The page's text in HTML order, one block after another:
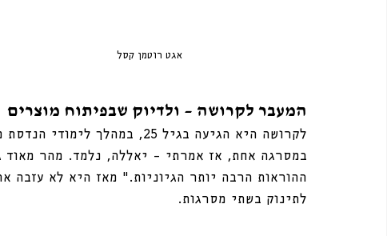
אגט רוטמן קסל
המעבר לקרושה – ולדיוק שבפיתוח מוצרים
לקרושה היא הגיעה בגיל 25,
במסרגה אחת, אז אמרתי – יאללה, נלמד. מהר מאוד
ההוראות הרבה יותר הגיוניות.” מאז היא לא
לתינוק בשתי מסרגות.